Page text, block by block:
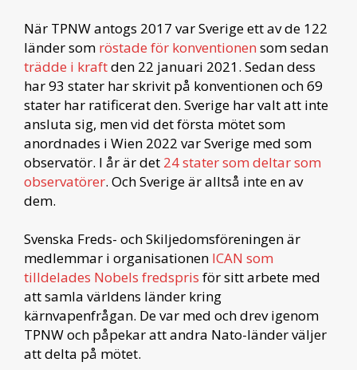
När TPNW antogs 2017 var Sverige ett av de 122
länder som röstade för konventionen som sedan
trädde i kraftden 22 januari 2021. Sedan dess
har 93 stater har skrivit på konventionen och 69
stater har ratificerat den. Sverige har valt att inte
ansluta sig, men vid det första mötet som
anordnades i Wien 2022 var Sverige med som
observatör. I år är det 24 stater som deltar som
observatörer. Och Sverige är alltså inte en av
dem.
Svenska Freds- och Skiljedomsföreningen är
medlemmar i organisationen ICAN som
tilldelades Nobels fredspris för sitt arbete med
att samla världens länder kring
kärnvapenfrågan. De var med och drev igenom
TPNW och påpekar att andra Nato-länder väljer
att delta på mötet.